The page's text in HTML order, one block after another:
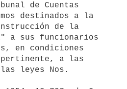
de Cuentas
destinados a la
de la
a sus funcionarios
en condiciones
a las
leyes Nos.